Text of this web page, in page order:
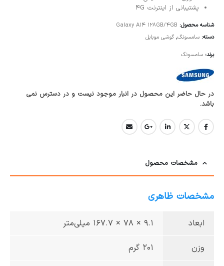
پشتیبانی از اینترنت 4G
شناسه محصول: Galaxy A14 128GB/4GB
دسته: سامسونگ, گوشی موبایل
برند: سامسونگ
در حال حاضر این محصول در انبار موجود نیست و در دسترس نمی
باشد.
مشخصات محصول
مشخصات ظاهری
ابعاد 9.1 × 78 × 167.7 میلی‌متر
وزن 201 گرم